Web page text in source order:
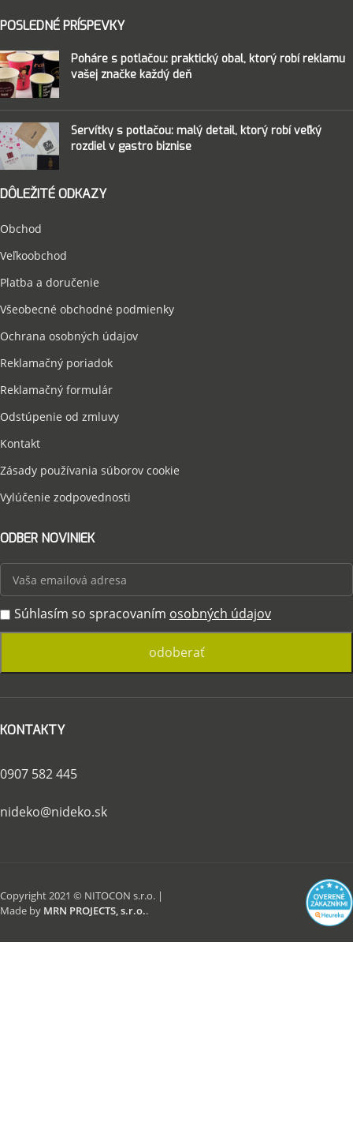
POSLEDNÉ PRÍSPEVKY
Poháre s potlačou: praktický obal, ktorý robí reklamu
vašej značke každý deň
Servítky s potlačou: malý detail, ktorý robí veľký
rozdiel v gastro biznise
DÔLEŽITÉ ODKAZY
Obchod
Veľkoobchod
Platba a doručenie
Všeobecné obchodné podmienky
Ochrana osobných údajov
Reklamačný poriadok
Reklamačný formulár
Odstúpenie od zmluvy
Kontakt
Zásady používania súborov cookie
Vylúčenie zodpovednosti
ODBER NOVINIEK
Súhlasím so spracovaním osobných údajov
KONTAKTY
0907 582 445
nideko@nideko.sk
Copyright 2021 © NITOCON s.r.o. |
Made by MRN PROJECTS, s.r.o..